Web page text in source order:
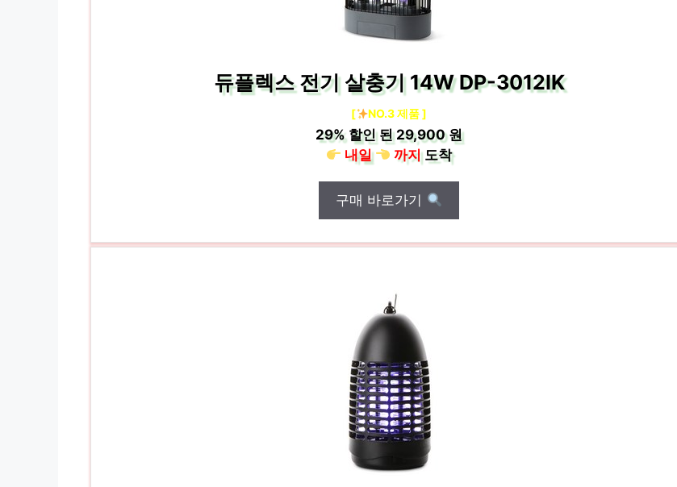
듀플렉스 전기 살충기 14W DP-3012IK
[ NO.3 제품 ]
29%할인 된29,900 원
내일
까지도착
구매 바로가기